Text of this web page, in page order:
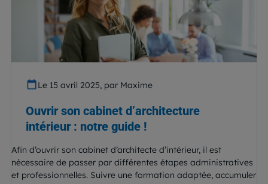
Le 15 avril 2025, par Maxime
Ouvrir son cabinet d’architecture
intérieur : notre guide !
Afin d’ouvrir son cabinet d’architecte d’intérieur, il est
nécessaire de passer par différentes étapes administratives
et professionnelles. Suivre une formation adaptée, accumuler